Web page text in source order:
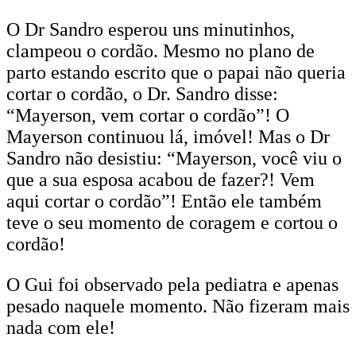
O Dr Sandro esperou uns minutinhos,
clampeou o cordão. Mesmo no plano de
parto estando escrito que o papai não queria
cortar o cordão, o Dr. Sandro disse:
“Mayerson, vem cortar o cordão”! O
Mayerson continuou lá, imóvel! Mas o Dr
Sandro não desistiu: “Mayerson, você viu o
que a sua esposa acabou de fazer?! Vem
aqui cortar o cordão”! Então ele também
teve o seu momento de coragem e cortou o
cordão!
O Gui foi observado pela pediatra e apenas
pesado naquele momento. Não fizeram mais
nada com ele!